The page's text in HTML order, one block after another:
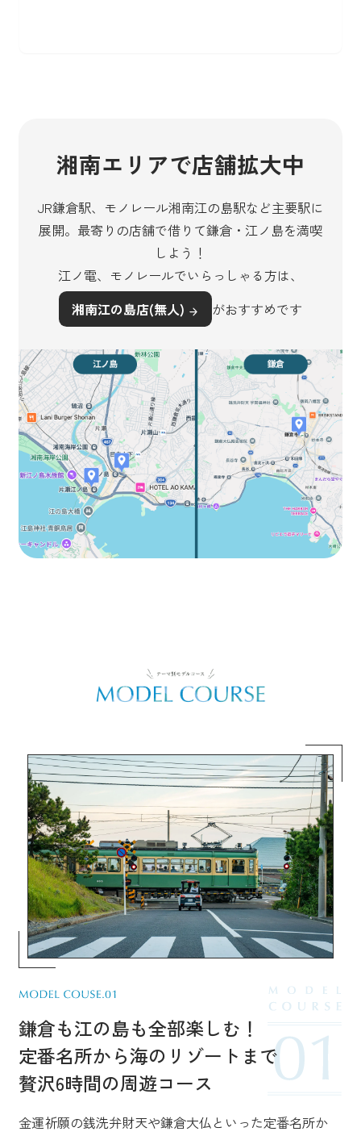
湘南エリアで店舗拡大中
JR鎌倉駅、モノレール湘南江の島駅など主要駅に
展開。最寄りの店舗で借りて鎌倉・江ノ島を満喫
しよう！
江ノ電、モノレールでいらっしゃる方は、
湘南江の島店(無人)
がおすすめです
鎌倉も江の島も全部楽しむ！
定番名所から海のリゾートまで
贅沢6時間の周遊コース
金運祈願の銭洗弁財天や鎌倉大仏といった定番名所か